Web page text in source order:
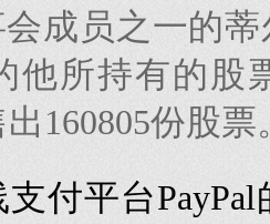
会成员之一的
他所持有的股
160805份股票
付平台